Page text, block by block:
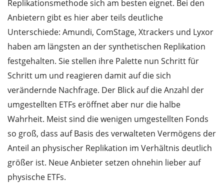
Replikationsmethode sich am besten eignet. Bei den
Anbietern gibt es hier aber teils deutliche
Unterschiede: Amundi, ComStage, Xtrackers und Lyxor
haben am längsten an der synthetischen Replikation
festgehalten. Sie stellen ihre Palette nun Schritt für
Schritt um und reagieren damit auf die sich
verändernde Nachfrage. Der Blick auf die Anzahl der
umgestellten ETFs eröffnet aber nur die halbe
Wahrheit. Meist sind die wenigen umgestellten Fonds
so groß, dass auf Basis des verwalteten Vermögens der
Anteil an physischer Replikation im Verhältnis deutlich
größer ist. Neue Anbieter setzen ohnehin lieber auf
physische ETFs.